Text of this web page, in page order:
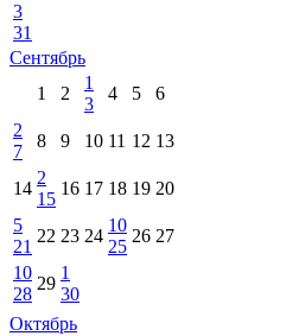
3
31
Сентябрь
1
2
1
3
4 5
6
2
7
8 9 10 11 12 13
14
2
15
16 17 18 19 20
5
21
22 23 24
10
25
26 27
10
28
29
1
30
Октябрь